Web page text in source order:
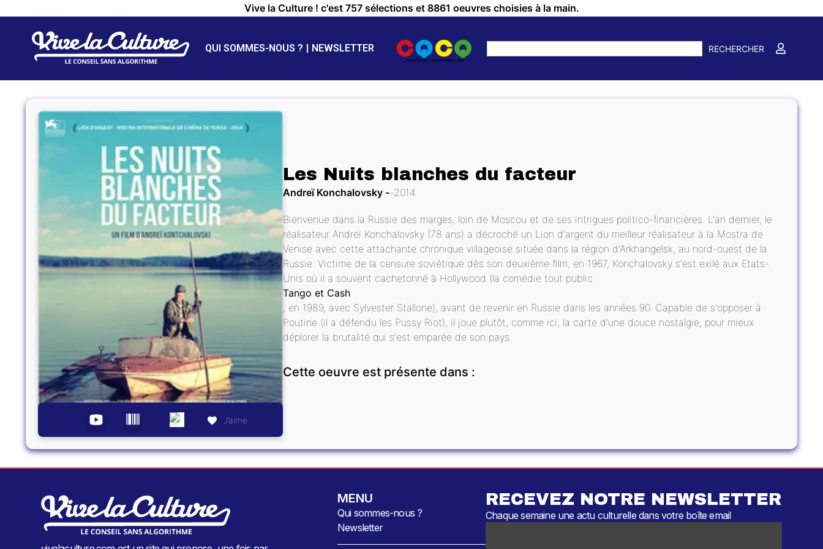
Vive la Culture ! c'est 757 sélections et 8861 oeuvres choisies à la main.
QUI SOMMES-NOUS ? NEWSLETTER RECHERCHER
J’aime
Les Nuits blanches du facteur
Andreï Konchalovsky 2014
Bienvenue dans la Russie des marges, loin de Moscou et de ses intrigues politico-financières. L'an dernier, le
réalisateur Andreï Konchalovsky (78 ans) a décroché un Lion d'argent du meilleur réalisateur à la Mostra de
Venise avec cette attachante chronique villageoise située dans la région d'Arkhangelsk, au nord-ouest de la
Russie. Victime de la censure soviétique dès son deuxième film, en 1967, Konchalovsky s'est exilé aux Etats-
Unis où il a souvent cachetonné à Hollywood (la comédie tout public
Tango et Cash
, en 1989, avec Sylvester Stallone), avant de revenir en Russie dans les années 90. Capable de s'opposer à
Poutine (il a défendu les Pussy Riot), il joue plutôt, comme ici, la carte d'une douce nostalgie, pour mieux
déplorer la brutalité qui s'est emparée de son pays.
Cette oeuvre est présente dans :
MENU
Qui sommes-nous ?
Newsletter
RECEVEZ NOTRE NEWSLETTER
Chaque semaine une actu culturelle dans votre boîte email